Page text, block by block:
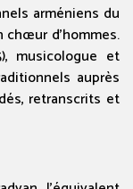
arméniens du
d’hommes.
musicologue et
auprès
retranscrits et